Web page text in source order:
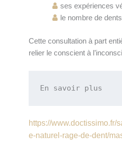
ses expériences
le nombre de
Cette consultation à part
relier le conscient à
En savoir plus
https://www.doctissimo.fr/
e-naturel-rage-de-dent/